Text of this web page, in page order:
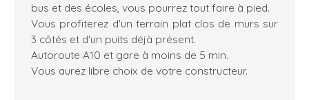
bus et des écoles, vous pourrez tout faire à pied.
Vous profiterez d'un terrain plat clos de murs sur
3 côtés et d'un puits déjà présent.
Autoroute A10 et gare à moins de 5 min.
Vous aurez libre choix de votre constructeur.